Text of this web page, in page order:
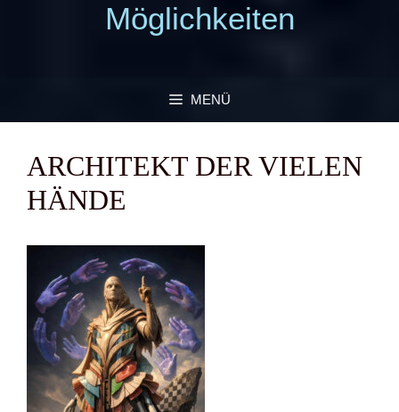
Möglichkeiten
MENÜ
ARCHI­TEKT DER VIE­LEN
HÄN­DE